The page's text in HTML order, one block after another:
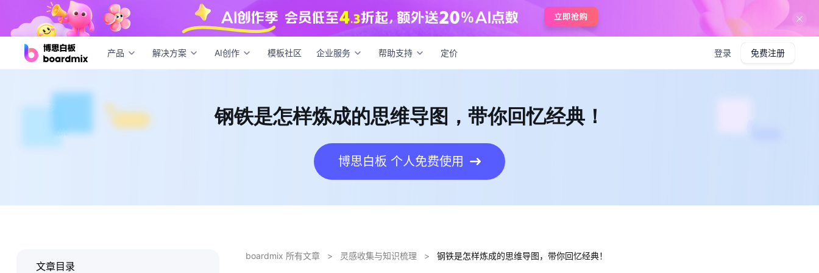
产品 解决方案 AI创作 模板社区 企业服务 帮助支持 定价 登录 免费注册
钢铁是怎样炼成的思维导图，带你回忆经典！
钢铁是怎样炼成的思维导图，带你回忆经典！
博思白板 个人免费使用
boardmix 所有文章 > 灵感收集与知识梳理 > 钢铁是怎样炼成的思维导图，带你回忆经典！
文章目录